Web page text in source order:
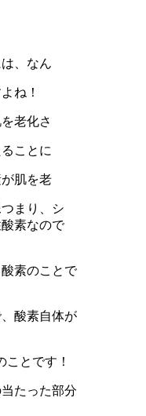
、なん
ね！
老化さ
ことに
肌を老
つまり、シ
素なので
素のことで
酸素自体が
とです！
たった部分